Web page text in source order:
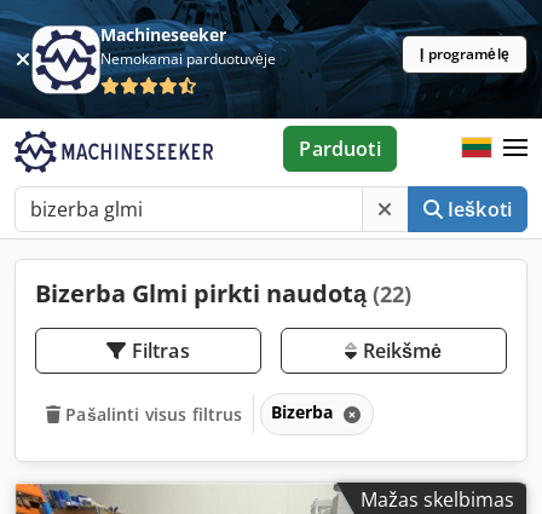
Machineseeker
Nemokamai parduotuvėje Į programėlę
Ieškoti
Parduoti
Bizerba Glmi pirkti naudotą(22)
Filtras Reikšmė
Pašalinti visus filtrus Bizerba
Mažas skelbimas